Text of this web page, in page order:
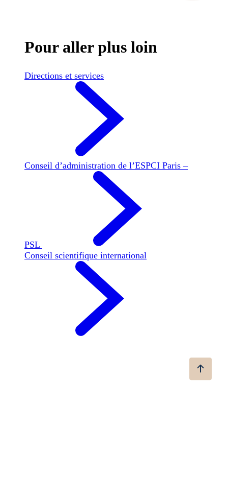
Pour aller plus loin
Directions et services
Conseil d’administration de l’ESPCI Paris –
PSL
Conseil scientifique international